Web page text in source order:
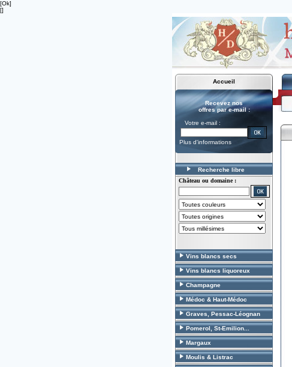
[Ok]
[]
Accueil
Recevez nos
offres par e-mail :
Votre e-mail :
Plus d'informations
Recherche libre
Château ou domaine :
Vins blancs secs
Vins blancs liquoreux
Champagne
Médoc & Haut-Médoc
Graves, Pessac-Léognan
Pomerol, St-Emilion...
Margaux
Moulis & Listrac